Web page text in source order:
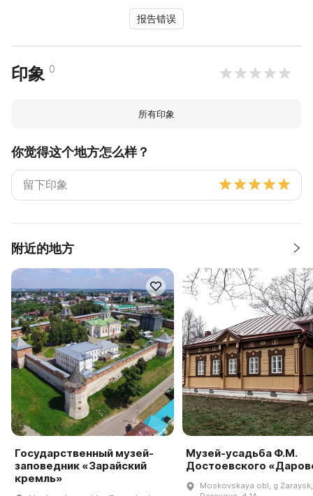
报告错误
印象 0
所有印象
你觉得这个地方怎么样？
附近的地方
Государственный музей-
заповедник «Зарайский
кремль»
Музей-усадьба Ф.М.
Достоевского
Moskovskaya obl, g